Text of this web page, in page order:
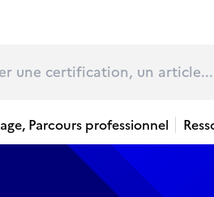
Parcours professionnel